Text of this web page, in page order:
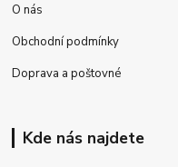
O nás
Obchodní podmínky
Doprava a poštovné
Kde nás najdete